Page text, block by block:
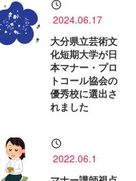
2024.06.17
大分県立芸術文
化短期大学が日
本マナー・プロ
トコール協会の
優秀校に選出さ
れました
2022.06.1